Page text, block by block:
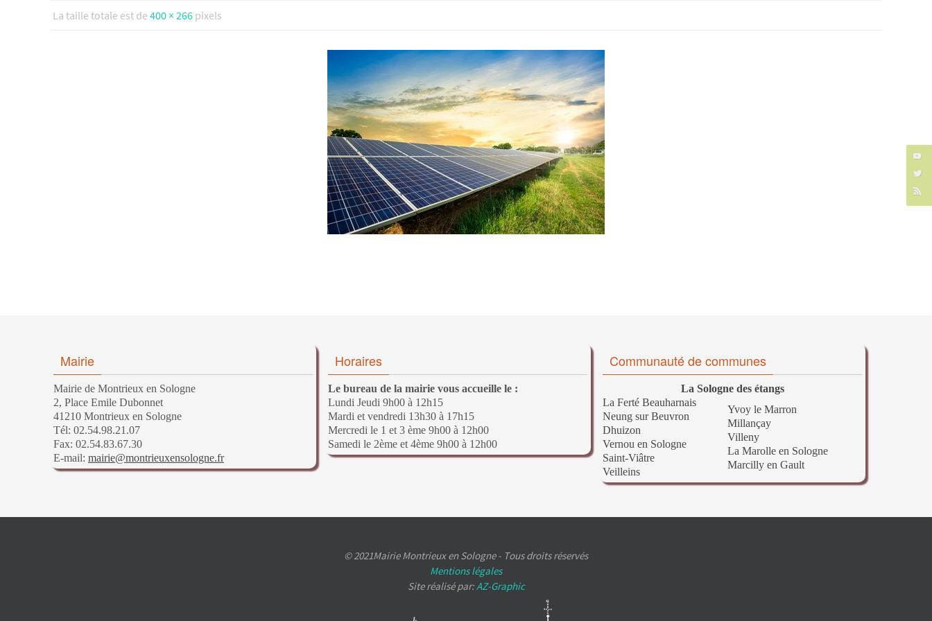
La taille totale est de 400 × 266 pixels
Mairie
Mairie de Montrieux en Sologne
2, Place Emile Dubonnet
41210 Montrieux en Sologne
Tél: 02.54.98.21.07
Fax: 02.54.83.67.30
E-mail: mairie@montrieuxensologne.fr
Horaires
Le bureau de la mairie vous accueille le :
Lundi Jeudi 9h00 à 12h15
Mardi et vendredi 13h30 à 17h15
Mercredi le 1 et 3 ème 9h00 à 12h00
Samedi le 2ème et 4ème 9h00 à 12h00
Communauté de communes
La Sologne des étangs
La Ferté Beauharnais
Neung sur Beuvron
Dhuizon
Vernou en Sologne
Saint-Viâtre
Veilleins
Yvoy le Marron
Millançay
Villeny
La Marolle en Sologne
Marcilly en Gault
© 2021Mairie Montrieux en Sologne - Tous droits réservés
Mentions légales
Site réalisé par:AZ-Graphic